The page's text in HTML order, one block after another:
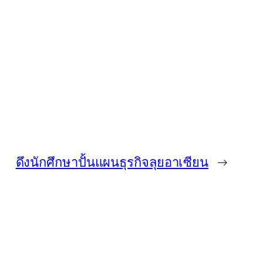
ดึงนักศึกษาปั้นแผนธุรกิจลุยอาเซียน →